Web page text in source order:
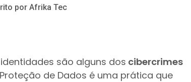
por Afrika Tec
são alguns dos cibercrimes
de Dados é uma prática que